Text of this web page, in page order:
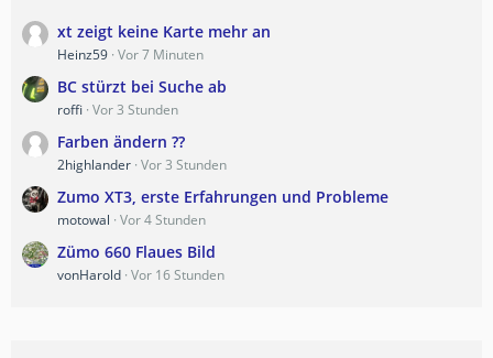
xt zeigt keine Karte mehr an
Heinz59 Vor 7 Minuten
BC stürzt bei Suche ab
roffi Vor 3 Stunden
Farben ändern ??
2highlander Vor 3 Stunden
Zumo XT3, erste Erfahrungen und Probleme
motowal Vor 4 Stunden
Zümo 660 Flaues Bild
vonHarold Vor 16 Stunden